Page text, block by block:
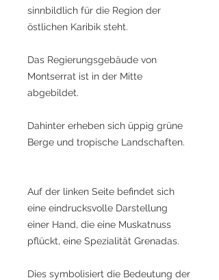
sinnbildlich für die Region der
östlichen Karibik steht.
Das Regierungsgebäude von
Montserrat ist in der Mitte
abgebildet.
Dahinter erheben sich üppig grüne
Berge und tropische Landschaften.
Auf der linken Seite befindet sich
eine eindrucksvolle Darstellung
einer Hand, die eine Muskatnuss
pflückt, eine Spezialität Grenadas.
Dies symbolisiert die Bedeutung der